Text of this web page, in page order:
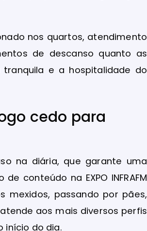
nos quartos, atendimento
de descanso quanto as
e a hospitalidade do
cedo para
na diária, que garante uma
conteúdo na EXPO INFRAFM
mexidos, passando por pães,
aos mais diversos perfis
início do dia.